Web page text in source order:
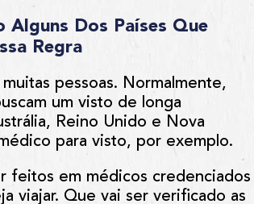
Alguns Dos Países Que
Regra
pessoas. Normalmente,
um visto de longa
Reino Unido e Nova
para visto, por exemplo.
feitos em médicos credenciados
viajar. Que vai ser verificado as